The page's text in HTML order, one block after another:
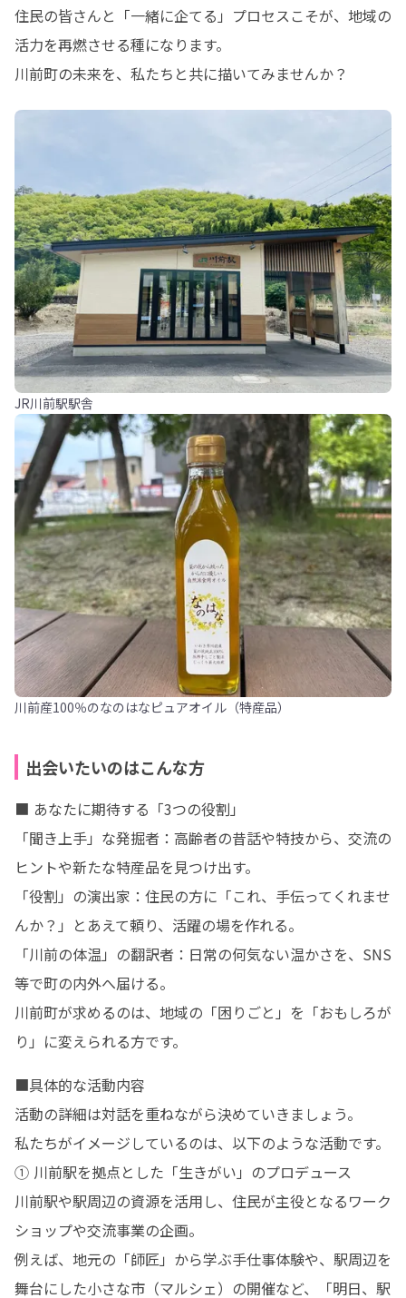
住民の皆さんと「一緒に企てる」プロセスこそが、地域の
活力を再燃させる種になります。
川前町の未来を、私たちと共に描いてみませんか？
JR川前駅駅舎
川前産100％のなのはなピュアオイル（特産品）
出会いたいのはこんな方
■ あなたに期待する「3つの役割」
「聞き上手」な発掘者：高齢者の昔話や特技から、交流の
ヒントや新たな特産品を見つけ出す。
「役割」の演出家：住民の方に「これ、手伝ってくれませ
んか？」とあえて頼り、活躍の場を作れる。
「川前の体温」の翻訳者：日常の何気ない温かさを、SNS
等で町の内外へ届ける。
川前町が求めるのは、地域の「困りごと」を「おもしろが
り」に変えられる方です。
■具体的な活動内容
活動の詳細は対話を重ねながら決めていきましょう。
私たちがイメージしているのは、以下のような活動です。
① 川前駅を拠点とした「生きがい」のプロデュース
川前駅や駅周辺の資源を活用し、住民が主役となるワーク
ショップや交流事業の企画。
例えば、地元の「師匠」から学ぶ手仕事体験や、駅周辺を
舞台にした小さな市（マルシェ）の開催など、「明日、駅